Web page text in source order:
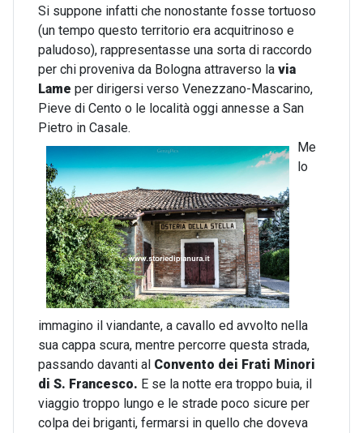
Si suppone infatti che nonostante fosse tortuoso
(un tempo questo territorio era acquitrinoso e
paludoso), rappresentasse una sorta di raccordo
per chi proveniva da Bologna attraverso la via
Lame per dirigersi verso Venezzano-Mascarino,
Pieve di Cento o le località oggi annesse a San
Pietro in Casale.
Me
lo
immagino il viandante, a cavallo ed avvolto nella
sua cappa scura, mentre percorre questa strada,
passando davanti al Convento dei Frati Minori
di S. Francesco. E se la notte era troppo buia, il
viaggio troppo lungo e le strade poco sicure per
colpa dei briganti, fermarsi in quello che doveva